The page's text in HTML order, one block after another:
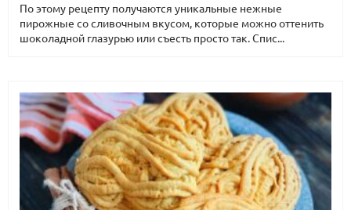
По этому рецепту получаются уникальные нежные
пирожные со сливочным вкусом, которые можно оттенить
шоколадной глазурью или съесть просто так. Спис...